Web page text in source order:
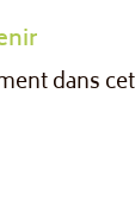
dans